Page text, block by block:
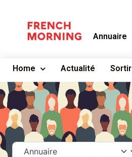
Annuaire
Home Actualité Sortir
Select search type